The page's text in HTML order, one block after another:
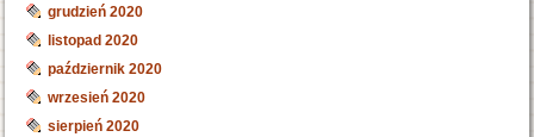
grudzień 2020
listopad 2020
październik 2020
wrzesień 2020
sierpień 2020